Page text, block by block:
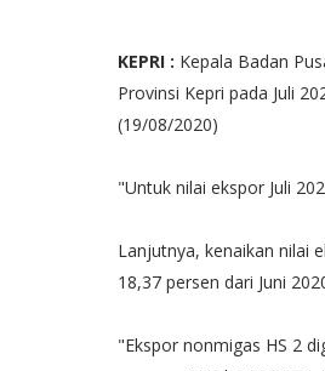
KEPRI : Kepala Badan
Provinsi Kepri pada Juli
(19/08/2020)
"Untuk nilai ekspor Juli
Lanjutnya, kenaikan nilai
18,37 persen dari Juni
"Ekspor nonmigas HS 2